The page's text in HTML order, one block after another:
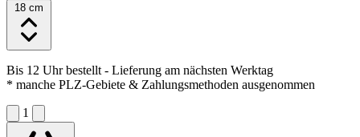
18 cm
Bis 12 Uhr bestellt- Lieferung am nächsten Werktag
* manche PLZ-Gebiete & Zahlungsmethoden ausgenommen
1